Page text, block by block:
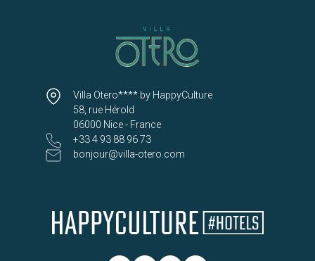
Villa Otero**** by HappyCulture
58, rue Hérold
06000 Nice - France
+33 4 93 88 96 73
bonjour@villa-otero.com